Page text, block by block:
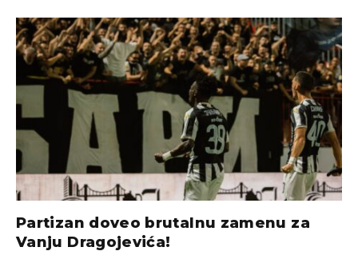
Partizan doveo brutalnu zamenu za
Vanju Dragojevića!